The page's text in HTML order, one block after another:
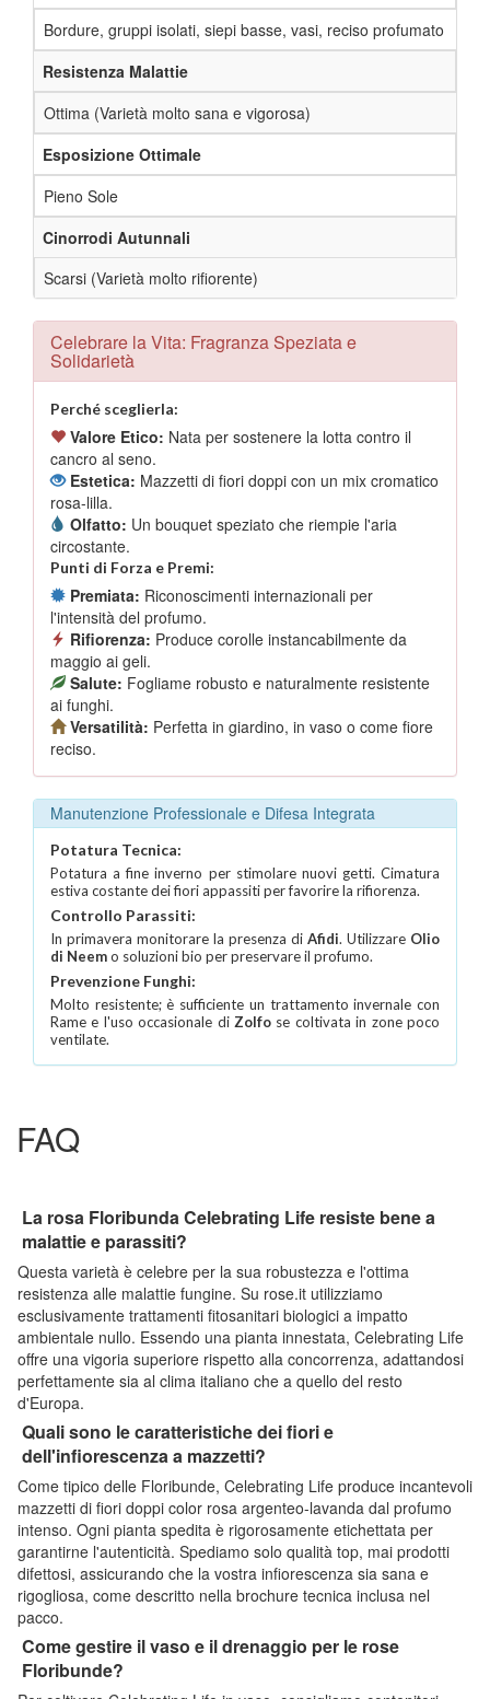
Bordure, gruppi isolati, siepi basse, vasi, reciso profumato
Resistenza Malattie
Ottima (Varietà molto sana e vigorosa)
Esposizione Ottimale
Pieno Sole
Cinorrodi Autunnali
Scarsi (Varietà molto rifiorente)
Celebrare la Vita: Fragranza Speziata e
Solidarietà
Perché sceglierla:
Valore Etico: Nata per sostenere la lotta contro il
cancro al seno.
Estetica: Mazzetti di fiori doppi con un mix cromatico
rosa-lilla.
Olfatto: Un bouquet speziato che riempie l'aria
circostante.
Punti di Forza e Premi:
Premiata: Riconoscimenti internazionali per
l'intensità del profumo.
Rifiorenza: Produce corolle instancabilmente da
maggio ai geli.
Salute: Fogliame robusto e naturalmente resistente
ai funghi.
Versatilità: Perfetta in giardino, in vaso o come fiore
reciso.
Manutenzione Professionale e Difesa Integrata
Potatura Tecnica:
Potatura a fine inverno per stimolare nuovi getti. Cimatura
estiva costante dei fiori appassiti per favorire la rifiorenza.
Controllo Parassiti:
In primavera monitorare la presenza di Afidi. Utilizzare Olio
di Neemo soluzioni bio per preservare il profumo.
Prevenzione Funghi:
Molto resistente; è sufficiente un trattamento invernale con
Rame e l'uso occasionale di Zolfo se coltivata in zone poco
ventilate.
FAQ
La rosa Floribunda Celebrating Life resiste bene a
malattie e parassiti?
Questa varietà è celebre per la sua robustezza e l'ottima
resistenza alle malattie fungine. Su rose.it utilizziamo
esclusivamente trattamenti fitosanitari biologici a impatto
ambientale nullo. Essendo una pianta innestata, Celebrating Life
offre una vigoria superiore rispetto alla concorrenza, adattandosi
perfettamente sia al clima italiano che a quello del resto
d'Europa.
Quali sono le caratteristiche dei fiori e
dell'infiorescenza a mazzetti?
Come tipico delle Floribunde, Celebrating Life produce incantevoli
mazzetti di fiori doppi color rosa argenteo-lavanda dal profumo
intenso. Ogni pianta spedita è rigorosamente etichettata per
garantirne l'autenticità. Spediamo solo qualità top, mai prodotti
difettosi, assicurando che la vostra infiorescenza sia sana e
rigogliosa, come descritto nella brochure tecnica inclusa nel
pacco.
Come gestire il vaso e il drenaggio per le rose
Floribunde?